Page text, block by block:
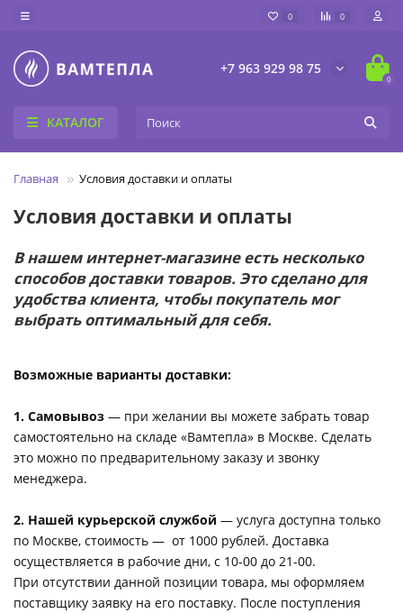
0 0
+7 963 929 98 75
0
КАТАЛОГ
Главная Условия доставки и оплаты
Условия доставки и оплаты
В нашем интернет-магазине есть несколько
способов доставки товаров. Это сделано для
удобства клиента, чтобы покупатель мог
выбрать оптимальный для себя.
Возможные варианты доставки:
1. Самовывоз — при желании вы можете забрать товар
самостоятельно на складе «Вамтепла» в Москве. Сделать
это можно по предварительному заказу и звонку
менеджера.
2. Нашей курьерской службой — услуга доступна только
по Москве, стоимость — от 1000 рублей. Доставка
осуществляется в рабочие дни, с 10-00 до 21-00.
При отсутствии данной позиции товара, мы оформляем
поставщику заявку на его поставку. После поступления